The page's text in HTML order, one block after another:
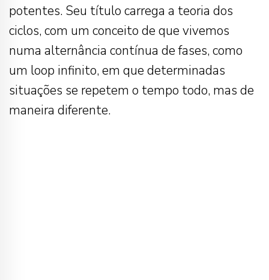
potentes. Seu título carrega a teoria dos
ciclos, com um conceito de que vivemos
numa alternância contínua de fases, como
um loop infinito, em que determinadas
situações se repetem o tempo todo, mas de
maneira diferente.